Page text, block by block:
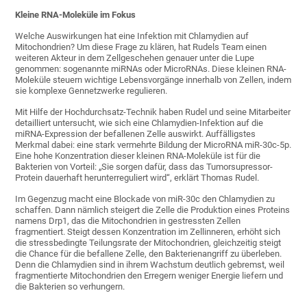
Kleine RNA-Moleküle im Fokus
Welche Auswirkungen hat eine Infektion mit Chlamydien auf
Mitochondrien? Um diese Frage zu klären, hat Rudels Team einen
weiteren Akteur in dem Zellgeschehen genauer unter die Lupe
genommen: sogenannte miRNAs oder MicroRNAs. Diese kleinen RNA-
Moleküle steuern wichtige Lebensvorgänge innerhalb von Zellen, indem
sie komplexe Gennetzwerke regulieren.
Mit Hilfe der Hochdurchsatz-Technik haben Rudel und seine Mitarbeiter
detailliert untersucht, wie sich eine Chlamydien-Infektion auf die
miRNA-Expression der befallenen Zelle auswirkt. Auffälligstes
Merkmal dabei: eine stark vermehrte Bildung der MicroRNA miR-30c-5p.
Eine hohe Konzentration dieser kleinen RNA-Moleküle ist für die
Bakterien von Vorteil: „Sie sorgen dafür, dass das Tumorsupressor-
Protein dauerhaft herunterreguliert wird“, erklärt Thomas Rudel.
Im Gegenzug macht eine Blockade von miR-30c den Chlamydien zu
schaffen. Dann nämlich steigert die Zelle die Produktion eines Proteins
namens Drp1, das die Mitochondrien in gestressten Zellen
fragmentiert. Steigt dessen Konzentration im Zellinneren, erhöht sich
die stressbedingte Teilungsrate der Mitochondrien, gleichzeitig steigt
die Chance für die befallene Zelle, den Bakterienangriff zu überleben.
Denn die Chlamydien sind in ihrem Wachstum deutlich gebremst, weil
fragmentierte Mitochondrien den Erregern weniger Energie liefern und
die Bakterien so verhungern.